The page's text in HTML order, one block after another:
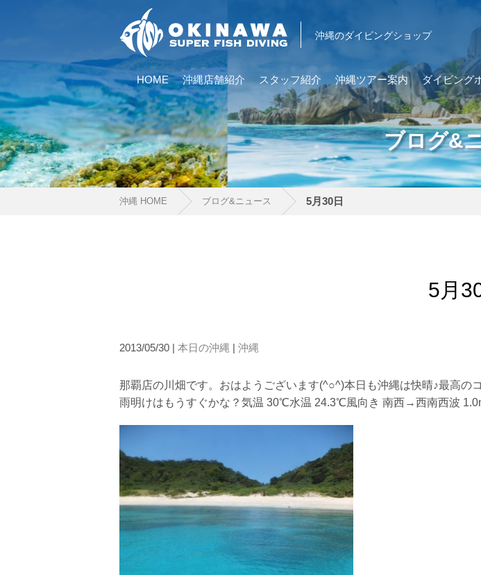
沖縄のダイビングショップ
ブログ&
HOME 沖縄店舗紹介 スタッフ紹介 沖縄ツアー案内 ダイビング
沖縄 HOME ブログ&ニュース 5月30日
5月
2013/05/30 | 本日の沖縄 | 沖縄
那覇店の川畑です。おはようございます(^○^)本日も沖縄は快晴♪最高の
雨明けはもうすぐかな？気温 30℃水温 24.3℃風向き 南西→西南西波
クジラを発見した場合は、その時のクジラの様子や海況を確認し、ガイドがスイム開始可能
クジラへのストレス軽減や安全管理の観点から、エントリー人数を制限する場合がありま
3.クジラとの距離と泳ぎ方
クジラの観察は水面からのみとし、素潜りは禁止とします。クジラによっては、人が近く
示がある場合を除き、クジラの近くでフィンキックなどをして泳ぐことも禁止します。ク
できなくなる場合が多いため、必ずこれらの事項をお守りください。
4.スイム遂行の可否と返金について
ツアー当日は、ゲストの安全を最優先とし、可能な限りスイムが実施できるよう努めます
金はいたしませんので、あらかじめご了承ください。
沖縄の1月～3月は、季節的に海が穏やかな日は多くありません。そのため、多少の波やう
船酔いしやすい方は、ご自身で事前に十分な対策をお願いいたします。